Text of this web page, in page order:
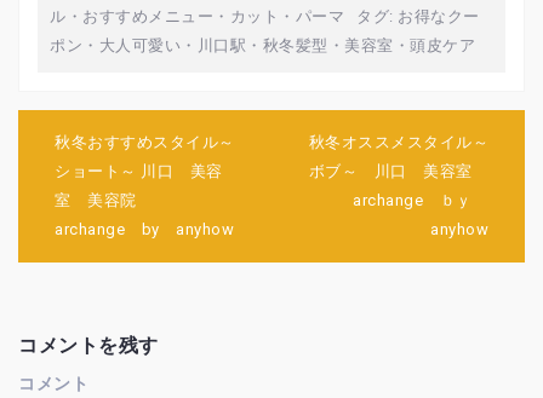
ル ・ おすすめメニュー ・ カット ・ パーマ タグ: お得なクー
ポン ・ 大人可愛い ・ 川口駅 ・ 秋冬髪型 ・ 美容室 ・ 頭皮ケア
ー
秋冬おすすめスタイル～
ショート～ 川口 美容
室 美容院
archange by anyhow
秋冬オススメスタイル～
ボブ～ 川口 美容室
archange ｂｙ
anyhow
コメントを残す
コメント